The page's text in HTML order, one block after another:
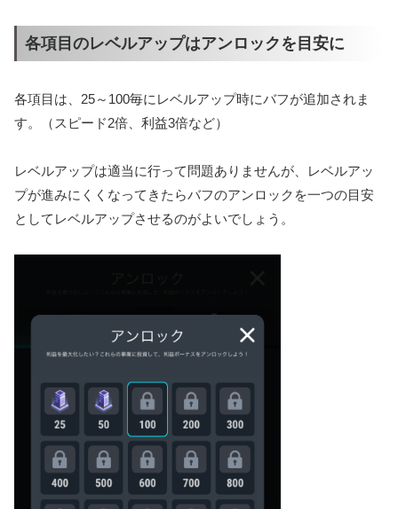
各項目のレベルアップはアンロックを目安に
各項目は、25～100毎にレベルアップ時にバフが追加されま
す。（スピード2倍、利益3倍など）
レベルアップは適当に行って問題ありませんが、レベルアッ
プが進みにくくなってきたらバフのアンロックを一つの目安
としてレベルアップさせるのがよいでしょう。